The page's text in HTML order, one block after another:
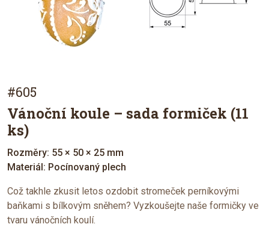
#605
Vánoční koule – sada formiček (11
ks)
Rozměry: 55 × 50 × 25 mm
Materiál: Pocínovaný plech
Což takhle zkusit letos ozdobit stromeček perníkovými
baňkami s bílkovým sněhem? Vyzkoušejte naše formičky ve
tvaru vánočních koulí.